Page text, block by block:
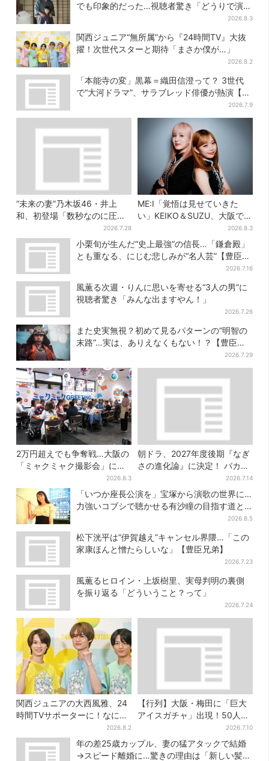
でも印象的だった…視聴者驚き「どうりで演技
2026.8.3
関西ジュニア“無所属”から『24時間TV』大抜
擢！次世代スターと期待「まさか僕が…」
2026.8.2
「本能寺の変」黒幕＝織田信澄って？ 3世代
で“大河ドラマ”、サラブレッド俳優が熱演【豊
2026.7.9
“未来の妻”乃木坂46・井上
和、初登場「数秒なのに圧
巻」…「豊臣兄弟！」第30回
あらすじ・清須会議
2026.7.28
ME:I「覚悟は見せていきた
い」KEIKO＆SUZU、大阪で語
る…“日プ女子”からの3年間
と、7人で目指す夢
2026.8.3
小栗旬が生んだ“史上最強”の信長…「鎌倉殿」
とも重なる、にじむ悲しみが“名人芸”【豊臣兄
2026.7.16
風薫る次週・りんに思いを寄せる“3人の男”に
視聴者驚き「みんな出ますやん！」
2026.7.26
また史実無視？初めて見るパターンの“明智の
末路”…実は、ありえなくもない！？【豊臣兄
2026.7.29
2万円超えでも争奪戦…大阪の
「ミャクミャク撮影会」に全
国からファン集結、参加者に
聞いた「それでも会いたい理
由」
2026.8.3
朝ドラ、2027年度後期『なぎ
さの進化論』に決定！ バカリ
ズム＆クドカンの間“未発
表”の期待作
2026.7.14
「いつか座長公演を」宝塚から演歌の世界に…
力強いコブシで聴かせる有沙瞳の目指す道と
2026.8.5
松下洸平は“伊賀越え”キャンセル界隈…「この
家康ほんと憎たらしいな」【豊臣兄弟】
2026.7.23
風薫るヒロイン・上坂樹里、実母判明の裏側
を振り返る「どういうこと？って」
2026.7.24
関西ジュニアの大西風雅、24
時間TVサポーターに！なにわ
男子・藤原丈一郎からの応援
メッセージを告白
2026.8.2
【行列】大阪・梅田に「巨大
アイスガチャ」出現！50人以
上が列…初日は即終了、残る
開催日は？
2026.7.10
年の差25歳カップル、妻の猛アタックで結婚
→スピード離婚に…驚きの理由は「新しい髪